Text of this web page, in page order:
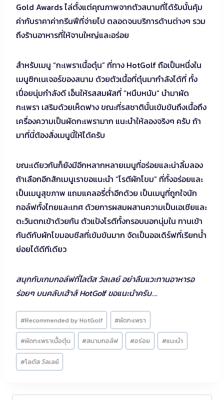
Gold Awards ไล่ตั้งแต่คุณภาพจากตัวสนามที่ได้รับนั้นคุ้ม
ค่ากับราคาค่ากรีนฟีที่จ่ายไป ตลอดจนบริการด้านต่างๆ รวม
ถึงร้านอาหารที่ให้จานใหญ่และอร่อย
สำหรับเมนู “กะเพราเนื้อตุ๋น” ที่ทาง HotGolf ถือเป็นหนึ่งใน
เมนูซิกเนเจอร์ของสนาม ด้วยตัวเนื้อที่ตุ๋นมากำลังได้ที่ ทั้ง
เปื่อยนุ่มกำลังดี เอ็นให้รสสมผัสที่ “หนึบหนับ” นำมาผัด
กะเพรา เสริมด้วยเห็ดฟาง ขณะที่รสชาตินั้นเข้มข้นถึงเนื้อถึง
เครื่องความเป็นผัดกะเพรามาก แนะนำให้ลองจริงๆ ครับ ถ้า
มาที่นี่ต้องสั่งเมนูนี้ให้ได้ครับ
ขณะเดียวกันก็ยังมีอีกหลากหลายเมนูที่อร่อยและน่าลิ้มลอง
ถ้าเลือกอีกสักเมนูเราขอแนะนำ “โรตีผักโขม” ที่ทั้งอร่อยและ
เป็นเมนูสุขภาพ แถมแคลอรี่ต่ำอีกด้วย เป็นเมนูที่ถูกใจนัก
กอล์ฟทั้งไทยและเทศ ด้วยการผสมผสานความเป็นเอเชียและ
ตะวันตกเข้าด้วยกัน ตัวแป้งโรตีทั้งกรอบนอกนุ่มใน ทานเข้า
กันดีกับผักโขมอบชีสที่เข้มข้นมาก จัดเป็นออเดิร์ฟที่เรียกน้ำ
ย่อยได้ดีทีเดียว
สนุกกับเกมกอล์ฟที่โลตัส วัลเลย์ อย่าลืมแวะทานอาหารอ
ร่อยๆ บนคลับเฮ้าส์ HotGolf ขอแนะนำครับ….
Post
Tags:
#Recommended by HotGolf #ผัดกะเพรา
#ผัดกะเพราเนื้อตุ๋น #สนามกอล์ฟ #อร่อย #แนะนำ
#โลตัส วัลเลย์